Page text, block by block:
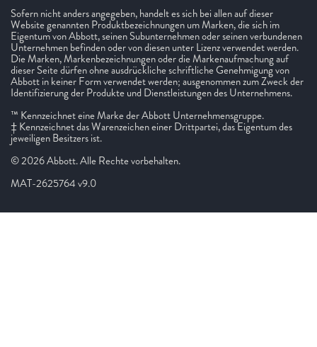
Sofern nicht anders angegeben, handelt es sich bei allen auf dieser
Website genannten Produktbezeichnungen um Marken, die sich im
Eigentum von Abbott, seinen Subunternehmen oder seinen verbundenen
Unternehmen befinden oder von diesen unter Lizenz verwendet werden.
Die Marken, Markenbezeichnungen oder die Markenaufmachung auf
dieser Seite dürfen ohne ausdrückliche schriftliche Genehmigung von
Abbott in keiner Form verwendet werden; ausgenommen zum Zweck der
Identifizierung der Produkte und Dienstleistungen des Unternehmens.
™ Kennzeichnet eine Marke der Abbott Unternehmensgruppe.
‡ Kennzeichnet das Warenzeichen einer Drittpartei, das Eigentum des
jeweiligen Besitzers ist.
© 2026 Abbott. Alle Rechte vorbehalten.
MAT-2625764 v9.0